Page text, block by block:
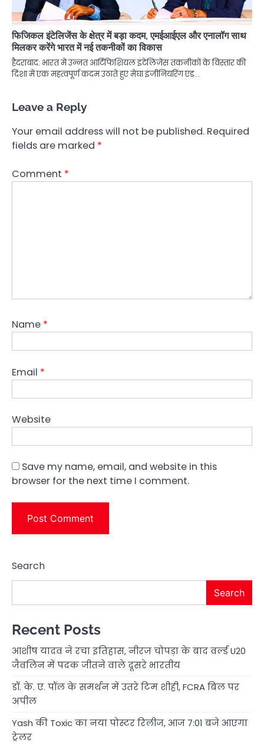
फिजिकल इंटेलिजेंस के क्षेत्र में बड़ा कदम, एमईआईएल और एनालॉग साथ
मिलकर करेंगे भारत में नई तकनीकों का विकास
हैदराबाद: भारत में उन्नत आर्टिफिशियल इंटेलिजेंस तकनीकों के विस्तार की
दिशा में एक महत्वपूर्ण कदम उठाते हुए मेघा इंजीनियरिंग एंड…
Leave a Reply
Your email address will not be published. Required
fields are marked *
Comment *
Name *
Email *
Website
Save my name, email, and website in this
browser for the next time I comment.
Search
Search
Recent Posts
आशीष यादव ने रचा इतिहास, नीरज चोपड़ा के बाद वर्ल्ड U20
जैवलिन में पदक जीतने वाले दूसरे भारतीय
डॉ. के. ए. पॉल के समर्थन में उतरे टिम शीही, FCRA बिल पर
अपील
Yash की Toxic का नया पोस्टर रिलीज, आज 7:01 बजे आएगा
ट्रेलर